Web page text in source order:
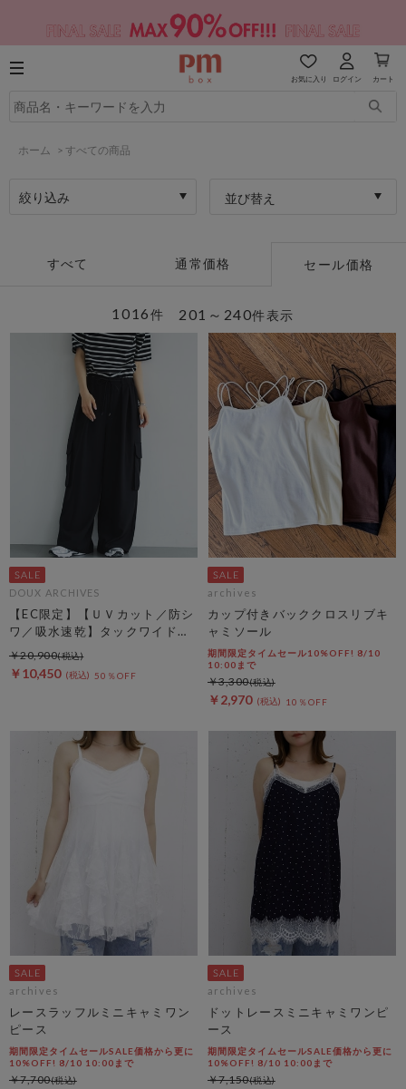
お気に入り ログイン カート
ホーム > すべての商品
絞り込み 並び替え
すべて 通常価格 セール価格
201～240件表示
1016件
DOUX ARCHIVES
【EC限定】【ＵＶカット／防シ
ワ／吸水速乾】タックワイドカ
ーゴパンツ
￥10,450 50％OFF
￥20,900
archives
カップ付きバッククロスリブキ
ャミソール
期間限定タイムセール10%OFF! 8/10
10:00まで
￥2,970 10％OFF
￥3,300
archives
レースラッフルミニキャミワン
ピース
期間限定タイムセールSALE価格から更に
10%OFF! 8/10 10:00まで
￥7,700
archives
ドットレースミニキャミワンピ
ース
期間限定タイムセールSALE価格から更に
10%OFF! 8/10 10:00まで
￥7,150